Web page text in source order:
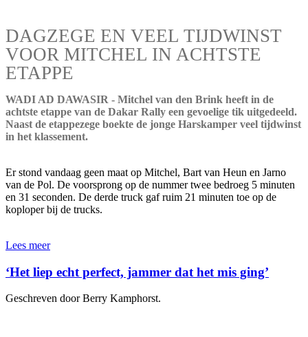
DAGZEGE EN VEEL TIJDWINST
VOOR MITCHEL IN ACHTSTE
ETAPPE
WADI AD DAWASIR - Mitchel van den Brink heeft in de
achtste etappe van de Dakar Rally een gevoelige tik uitgedeeld.
Naast de etappezege boekte de jonge Harskamper veel tijdwinst
in het klassement.
Er stond vandaag geen maat op Mitchel, Bart van Heun en Jarno
van de Pol. De voorsprong op de nummer twee bedroeg 5 minuten
en 31 seconden. De derde truck gaf ruim 21 minuten toe op de
koploper bij de trucks.
Lees meer
‘Het liep echt perfect, jammer dat het mis ging’
Geschreven door Berry Kamphorst.